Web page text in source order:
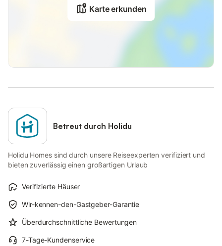
Karte erkunden
Betreut durch Holidu
Holidu Homes sind durch unsere Reiseexperten verifiziert und
bieten zuverlässig einen großartigen Urlaub
Verifizierte Häuser
Wir-kennen-den-Gastgeber-Garantie
Überdurchschnittliche Bewertungen
7-Tage-Kundenservice